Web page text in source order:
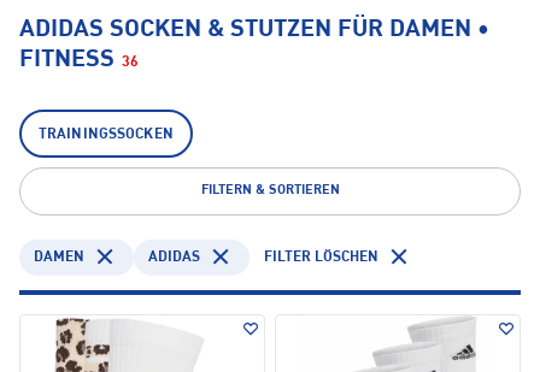
ADIDAS SOCKEN & STUTZEN FÜR DAMEN •
FITNESS 36
TRAININGSSOCKEN
FILTERN & SORTIEREN
DAMEN ADIDAS FILTER LÖSCHEN